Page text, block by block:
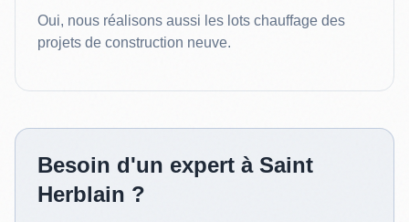
Oui, nous réalisons aussi les lots chauffage des
projets de construction neuve.
Besoin d'un expert à Saint
Herblain ?